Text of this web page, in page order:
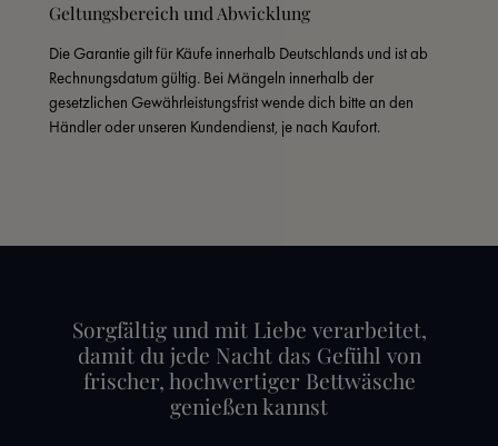
Geltungsbereich und Abwicklung
Die Garantie gilt für Käufe innerhalb Deutschlands und ist ab
Rechnungsdatum gültig. Bei Mängeln innerhalb der
gesetzlichen Gewährleistungsfrist wende dich bitte an den
Händler oder unseren Kundendienst, je nach Kaufort.
Sorgfältig und mit Liebe verarbeitet,
damit du jede Nacht das Gefühl von
frischer, hochwertiger Bettwäsche
genießen kannst